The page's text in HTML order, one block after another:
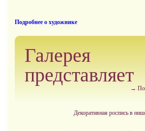
Подробнее о художнике
Галерея
представляет
→
Декоративная роспись в